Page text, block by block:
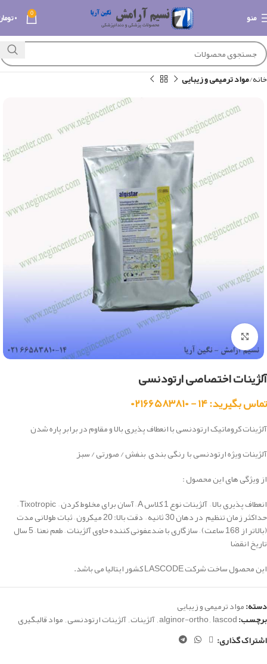
منو 0 ۰
خانه مواد ترمیمی و زیبایی
بزرگنمایی تصویر
آلژینات اختصاصی ارتودنسی
تماس بگیرید: ۱۴ - ۰۲۱۶۶۵۸۳۸۱۰
آلژینات کروماتیک ارتودنسی با انعطاف پذیری بالا و مقاوم در برابر پاره شدن
آلژینات ویژه ارتودنسی با رنگی بندی بنفش / صورتی / سبز
از ویژگی های این محصول :
انعطاف پذیری بالا – آلژینات نوع 1 کلاس A – آسان برای مخلوط کردن – Tixotropic –
حداکثر زمان تنظیم در دهان 30 ثانیه – دقت بالا: 20 میکرون – ثبات طولانی مدت
(بالاتر از 168 ساعت) – سازگاری با ضدعفونی کننده حاوی آلژینات – طعم نعنا – 5 سال
تاریخ انقضا
این محصول ساخت شرکت LASCODE کشور ایتالیا می باشد.
دسته:مواد ترمیمی و زیبایی
برچسب: alginor-ortho,lascod
,آلژینات,آلژینات ارتودنسی,مواد قالبگیری
اشتراک گذاری: